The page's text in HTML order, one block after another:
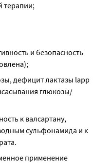
терапии;
и безопасность
дефицит лактазы lapp
глюкозы/
к валсартану,
сульфонамида и к
применение